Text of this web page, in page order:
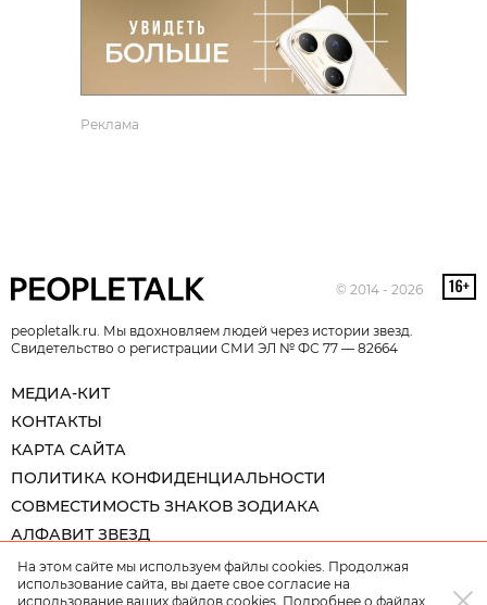
Реклама
© 2014 - 2026
peopletalk.ru. Мы вдохновляем людей через истории звезд.
Свидетельство о регистрации СМИ ЭЛ № ФС 77 — 82664
МЕДИА-КИТ
КОНТАКТЫ
КАРТА САЙТА
ПОЛИТИКА КОНФИДЕНЦИАЛЬНОСТИ
СОВМЕСТИМОСТЬ ЗНАКОВ ЗОДИАКА
АЛФАВИТ ЗВЕЗД
На этом сайте мы используем файлы cookies. Продолжая
использование сайта, вы даете свое согласие на
использование ваших файлов cookies. Подробнее о файлах